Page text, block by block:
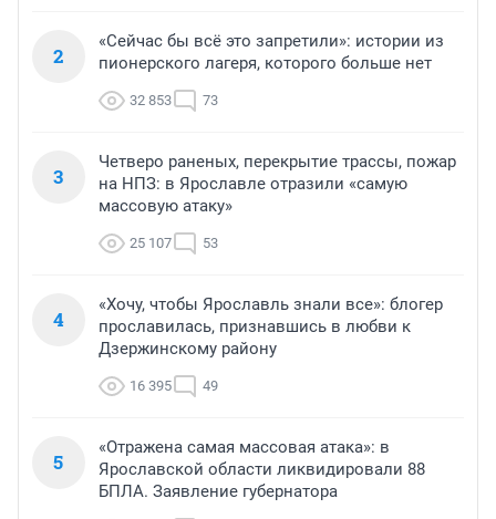
2
«Сейчас бы всё это запретили»: истории из
пионерского лагеря, которого больше нет
32 853 73
3
Четверо раненых, перекрытие трассы, пожар
на НПЗ: в Ярославле отразили «самую
массовую атаку»
25 107 53
4
«Хочу, чтобы Ярославль знали все»: блогер
прославилась, признавшись в любви к
Дзержинскому району
16 395 49
5
«Отражена самая массовая атака»: в
Ярославской области ликвидировали 88
БПЛА. Заявление губернатора